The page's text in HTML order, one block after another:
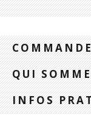
QUI
INFOS